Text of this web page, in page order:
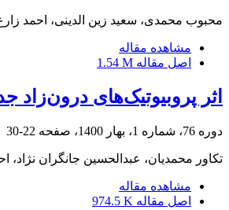
محبوب محمدی، سعید زین الدینی، احمد
مشاهده مقاله
اصل مقاله 1.54 M
اثر پروبیوتیک‌های
دوره 76، شماره 1، بهار 1400، صفحه 22-30
تکاور محمدیان، عبدالحسین جانگران
مشاهده مقاله
اصل مقاله 974.5 K